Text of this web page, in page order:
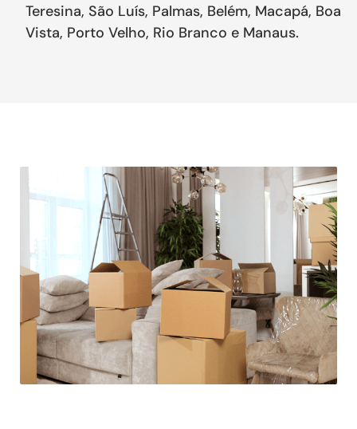
Teresina, São Luís, Palmas, Belém, Macapá, Boa
Vista, Porto Velho, Rio Branco e Manaus.